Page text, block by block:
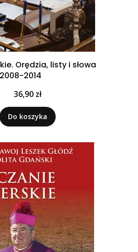
Orędzia, listy i słowa
2014
Cena
36,90 zł
Do koszyka